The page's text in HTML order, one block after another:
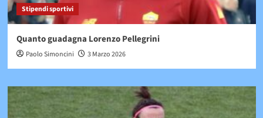
Stipendi sportivi
Quanto guadagna Lorenzo Pellegrini
Paolo Simoncini 3 Marzo 2026